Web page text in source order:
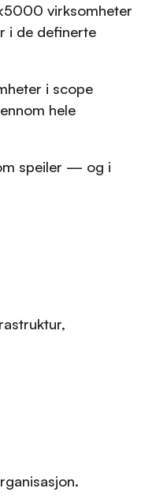
virksomheter
i de definerte
i scope
hele
speiler — og i